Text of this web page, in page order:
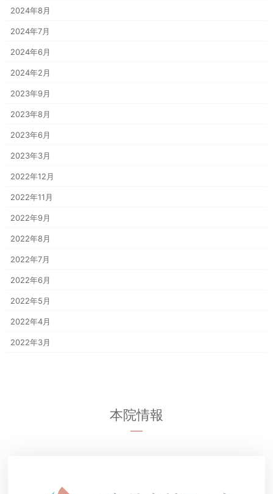
2024年8月
2024年7月
2024年6月
2024年2月
2023年9月
2023年8月
2023年6月
2023年3月
2022年12月
2022年11月
2022年9月
2022年8月
2022年7月
2022年6月
2022年5月
2022年4月
2022年3月
本院情報